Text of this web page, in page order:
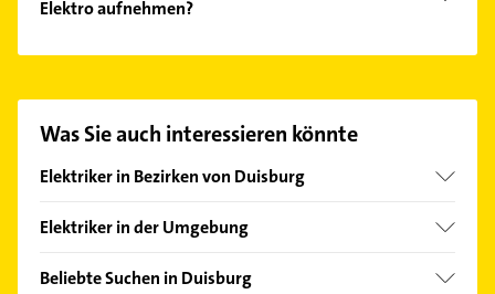
Netzwerktechnik und SAT-Anlagen.
Elektro aufnehmen?
Kontaktmöglichkeiten wie Adresse oder Mail in
finden Sie alleKontaktdaten.
Was Sie auch interessieren könnte
Elektriker in Bezirken von Duisburg
Bezirk Duisburg-Süd
Bezirk Homberg
Elektriker in der Umgebung
Oberhausen Rheinland
Beliebte Suchen in Duisburg